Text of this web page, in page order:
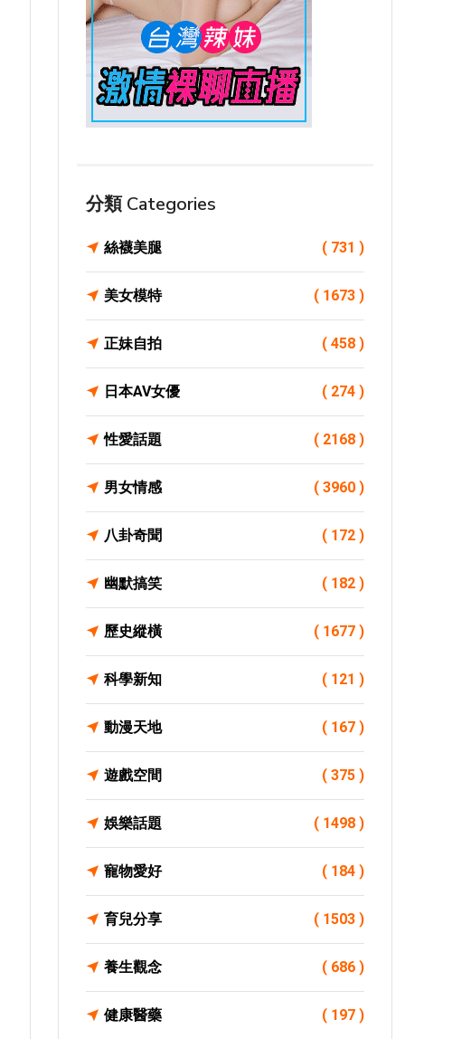
分類 Categories
絲襪美腿 ( 731 )
美女模特 ( 1673 )
正妹自拍 ( 458 )
日本AV女優 ( 274 )
性愛話題 ( 2168 )
男女情感 ( 3960 )
八卦奇聞 ( 172 )
幽默搞笑 ( 182 )
歷史縱橫 ( 1677 )
科學新知 ( 121 )
動漫天地 ( 167 )
遊戲空間 ( 375 )
娛樂話題 ( 1498 )
寵物愛好 ( 184 )
育兒分享 ( 1503 )
養生觀念 ( 686 )
健康醫藥 ( 197 )